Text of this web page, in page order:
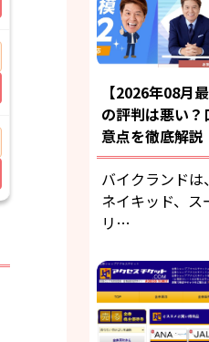
【2026年08月
の評判は悪い
意点を徹底解説
バイクランドは
ネイキッド、ス
リ…